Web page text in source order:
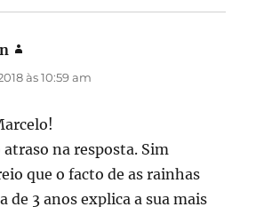
às 10:59 am
atraso na resposta. Sim
que o facto de as rainhas
de 3 anos explica a sua mais